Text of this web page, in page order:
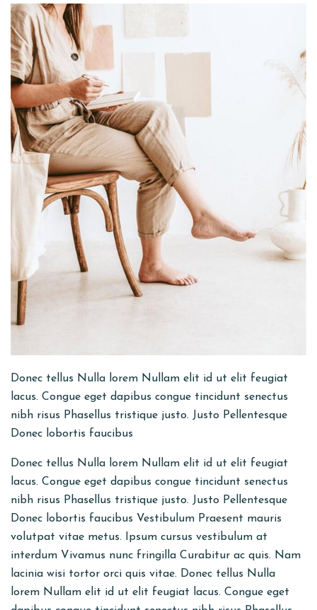
Donec tellus Nulla lorem Nullam elit id ut elit feugiat
lacus. Congue eget dapibus congue tincidunt senectus
nibh risus Phasellus tristique justo. Justo Pellentesque
Donec lobortis faucibus
Donec tellus Nulla lorem Nullam elit id ut elit feugiat
lacus. Congue eget dapibus congue tincidunt senectus
nibh risus Phasellus tristique justo. Justo Pellentesque
Donec lobortis faucibus Vestibulum Praesent mauris
volutpat vitae metus. Ipsum cursus vestibulum at
interdum Vivamus nunc fringilla Curabitur ac quis. Nam
lacinia wisi tortor orci quis vitae. Donec tellus Nulla
lorem Nullam elit id ut elit feugiat lacus. Congue eget